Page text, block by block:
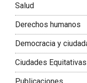
Salud
Derechos humanos
Democracia y
Ciudades
Publicaciones